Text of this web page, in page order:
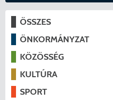
ÖSSZES
ÖNKORMÁNYZAT
KÖZÖSSÉG
KULTÚRA
SPORT